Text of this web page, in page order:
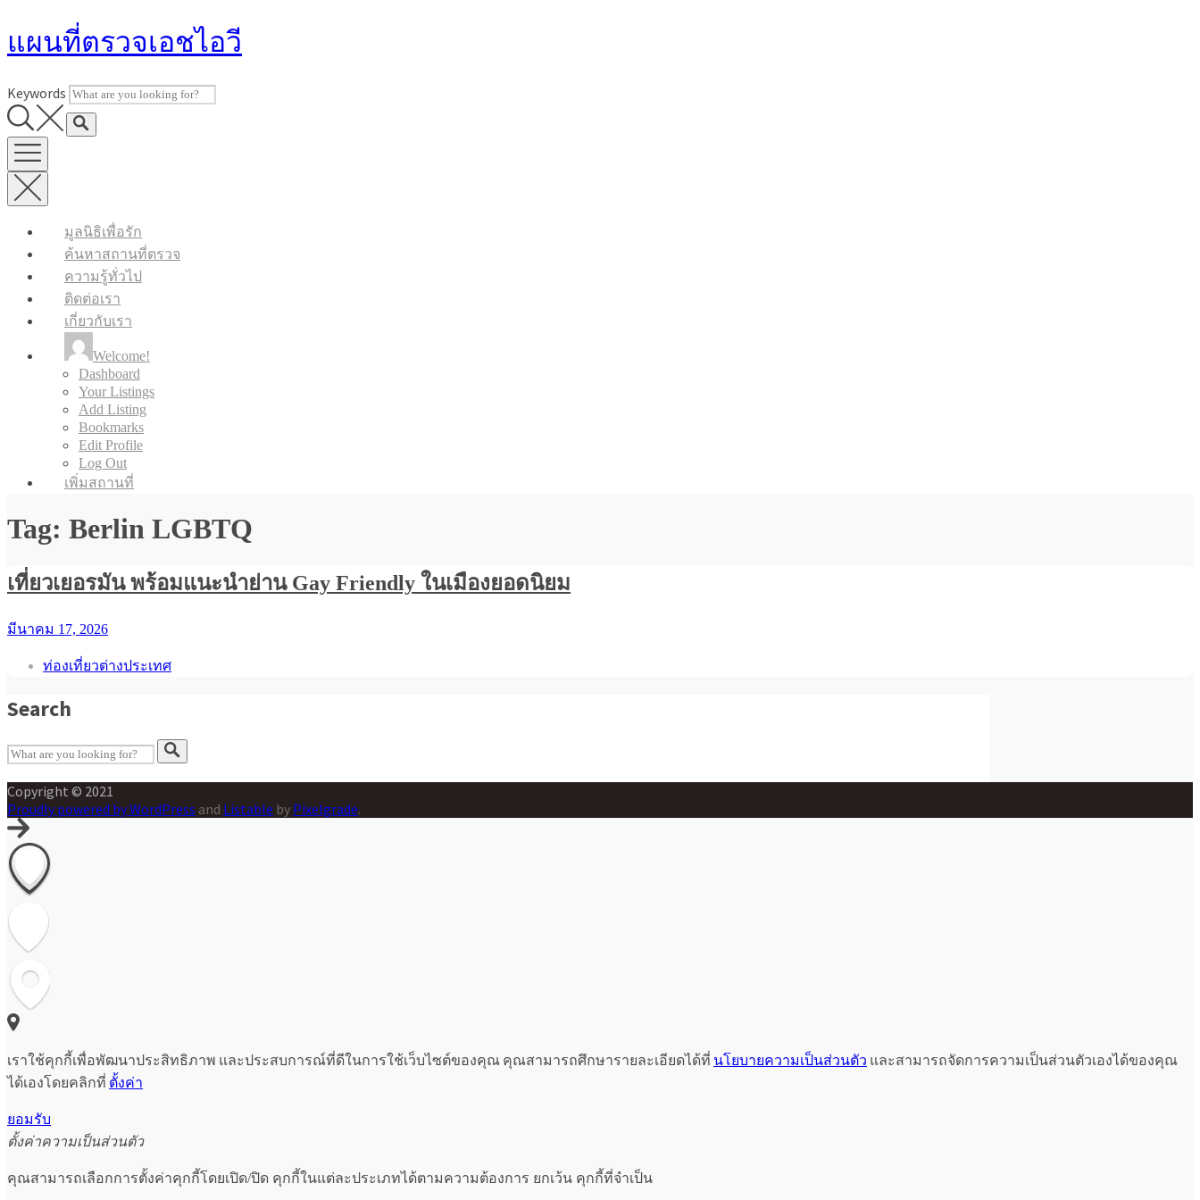
to
แผนที่ตรวจเอชไอวี
Keywords
มูลนิธิเพื่อรัก
ค้นหาสถานที่ตรวจ
ความรู้ทั่วไป
ติดต่อเรา
เกี่ยวกับเรา
Welcome!
Dashboard
Your Listings
Add Listing
Bookmarks
Edit Profile
Log Out
เพิ่มสถานที่
Tag: Berlin LGBTQ
เที่ยวเยอรมัน พร้อมแนะนำย่าน Gay Friendly ในเมืองยอดนิยม
มีนาคม 17, 2026
ท่องเที่ยวต่างประเทศ
Search
Copyright © 2021
Proudly powered by WordPress and Listable by Pixelgrade.
เราใช้คุกกี้เพื่อพัฒนาประสิทธิภาพ และประสบการณ์ที่ดีในการใช้เว็บไซต์ของคุณ คุณสามารถศึกษารายละเอียดได้ที่ นโยบายความเป็นส่วนตัว และสามารถจัดการความเป็นส่วนตัวเองได้ของคุณ
ได้เองโดยคลิกที่ ตั้งค่า
ยอมรับ
ตั้งค่าความเป็นส่วนตัว
คุณสามารถเลือกการตั้งค่าคุกกี้โดยเปิด/ปิด คุกกี้ในแต่ละประเภทได้ตามความต้องการ ยกเว้น คุกกี้ที่จำเป็น